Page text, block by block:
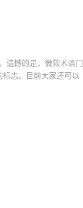
遗憾的是，微软术语门
志。目前大家还可以